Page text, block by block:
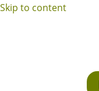
Skip to content